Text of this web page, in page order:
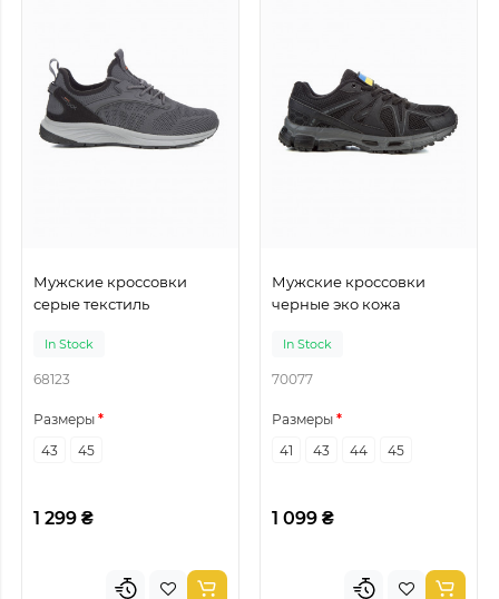
Мужские кроссовки
серые текстиль
In Stock
68123
Размеры
43
45
1 299 ₴
Мужские кроссовки
черные эко кожа
In Stock
70077
Размеры
41
43 44 45
1 099 ₴